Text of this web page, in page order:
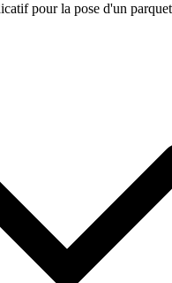
pour la pose d'un